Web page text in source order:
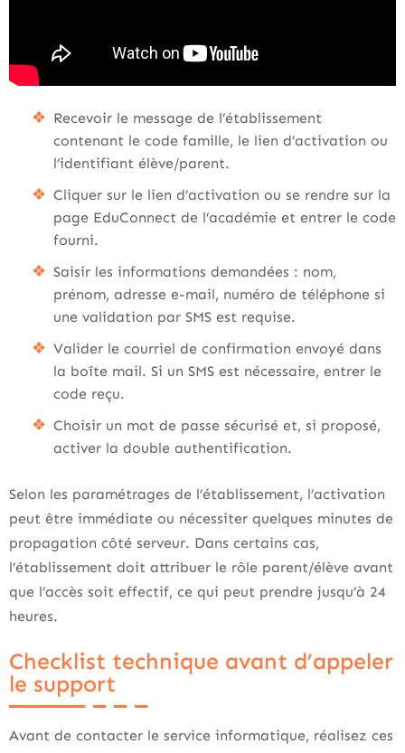
Recevoir le message de l’établissement
contenant le code famille, le lien d’activation ou
l’identifiant élève/parent.
Cliquer sur le lien d’activation ou se rendre sur la
page EduConnect de l’académie et entrer le code
fourni.
Saisir les informations demandées : nom,
prénom, adresse e-mail, numéro de téléphone si
une validation par SMS est requise.
Valider le courriel de confirmation envoyé dans
la boîte mail. Si un SMS est nécessaire, entrer le
code reçu.
Choisir un mot de passe sécurisé et, si proposé,
activer la double authentification.
Selon les paramétrages de l’établissement, l’activation
peut être immédiate ou nécessiter quelques minutes de
propagation côté serveur. Dans certains cas,
l’établissement doit attribuer le rôle parent/élève avant
que l’accès soit effectif, ce qui peut prendre jusqu’à 24
heures.
Checklist technique avant d’appeler
le support
Avant de contacter le service informatique, réalisez ces